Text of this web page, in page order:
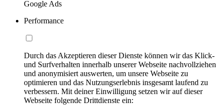
Google Ads
Performance
Durch das Akzeptieren dieser Dienste können wir das Klick-
und Surfverhalten innerhalb unserer Webseite nachvollziehen
und anonymisiert auswerten, um unsere Webseite zu
optimieren und das Nutzungserlebnis insgesamt laufend zu
verbessern. Mit deiner Einwilligung setzen wir auf dieser
Webseite folgende Drittdienste ein: